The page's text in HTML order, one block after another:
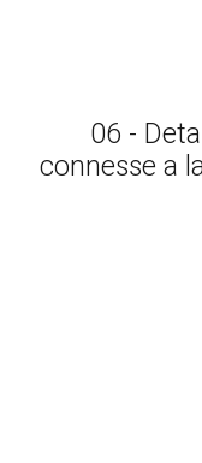
06 -
connesse a